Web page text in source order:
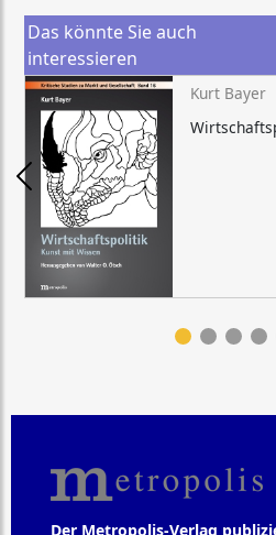
Das könnte Sie auch
interessieren
Kurt Bayer
Der Metropolis-Verlag